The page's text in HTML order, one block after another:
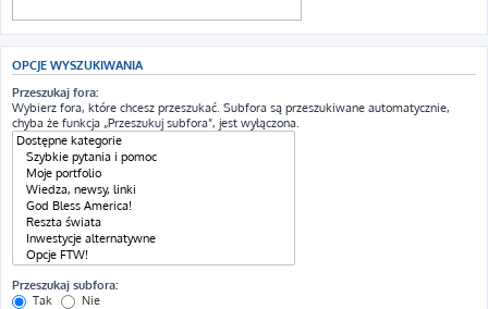
OPCJE WYSZUKIWANIA
Przeszukaj fora:
Wybierz fora, które chcesz przeszukać. Subfora są przeszukiwane automatycznie,
chyba że funkcja „Przeszukuj subfora”, jest wyłączona.
Przeszukaj subfora:
Tak
Nie